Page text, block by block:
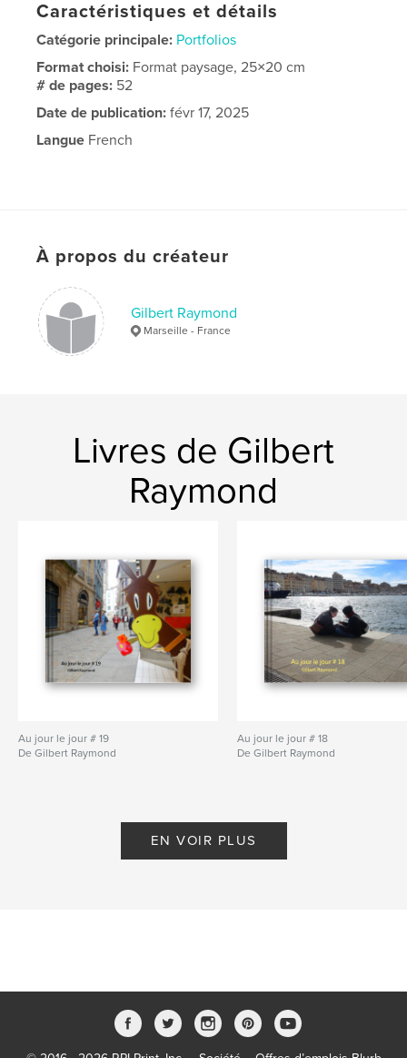
Caractéristiques et détails
Catégorie principale: Portfolios
Format choisi: Format paysage, 25×20 cm
# de pages: 52
Date de publication: févr 17, 2025
Langue French
À propos du créateur
Gilbert Raymond
Marseille - France
Livres de Gilbert
Raymond
Au jour le jour # 19
De Gilbert Raymond
Au jour le jour # 18
De Gilbert Raymond
EN VOIR PLUS